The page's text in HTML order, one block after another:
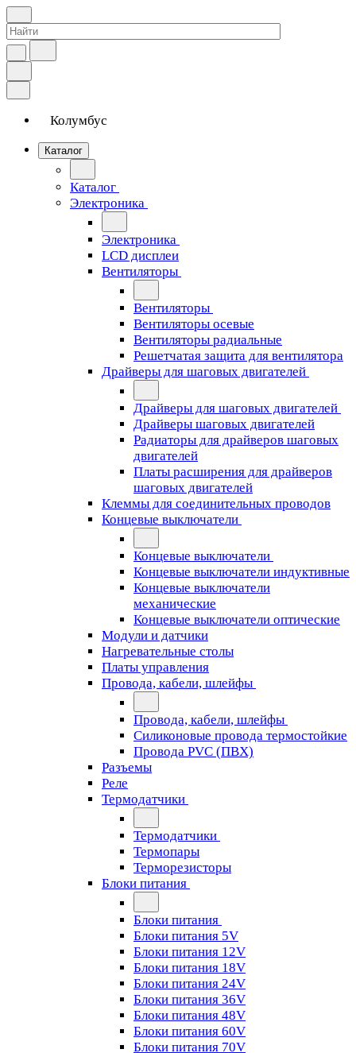
Колумбус
Каталог
Каталог
Электроника
Электроника
LCD дисплеи
Вентиляторы
Вентиляторы
Вентиляторы осевые
Вентиляторы радиальные
Решетчатая защита для вентилятора
Драйверы для шаговых двигателей
Драйверы для шаговых двигателей
Драйверы шаговых двигателей
Радиаторы для драйверов шаговых
двигателей
Платы расширения для драйверов
шаговых двигателей
Клеммы для соединительных проводов
Концевые выключатели
Концевые выключатели
Концевые выключатели индуктивные
Концевые выключатели
механические
Концевые выключатели оптические
Модули и датчики
Нагревательные столы
Платы управления
Провода, кабели, шлейфы
Провода, кабели, шлейфы
Силиконовые провода термостойкие
Провода PVC (ПВХ)
Разъемы
Реле
Термодатчики
Термодатчики
Термопары
Терморезисторы
Блоки питания
Блоки питания
Блоки питания 5V
Блоки питания 12V
Блоки питания 18V
Блоки питания 24V
Блоки питания 36V
Блоки питания 48V
Блоки питания 60V
Блоки питания 70V